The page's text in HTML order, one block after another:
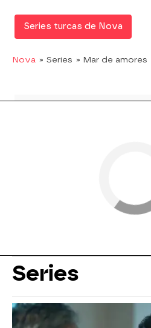
Series turcas de Nova
Nova » Series » Mar de amores
Series